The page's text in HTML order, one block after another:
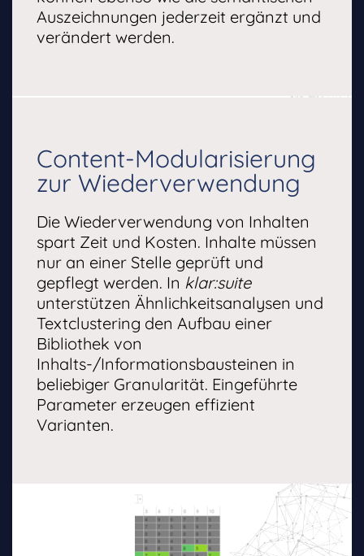
Auszeichnungen jederzeit ergänzt und
verändert werden.
Content-Modularisierung
zur Wiederverwendung
Die Wiederverwendung von Inhalten
spart Zeit und Kosten. Inhalte müssen
nur an einer Stelle geprüft und
gepflegt werden. In klar:suite
unterstützen Ähnlichkeitsanalysen und
Textclustering den Aufbau einer
Bibliothek von
Inhalts-/Informationsbausteinen in
beliebiger Granularität. Eingeführte
Parameter erzeugen effizient
Varianten.